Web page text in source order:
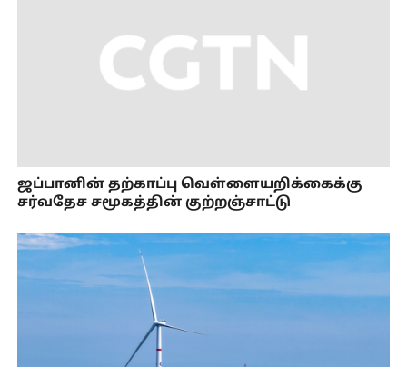
ஜப்பானின் தற்காப்பு வெள்ளையறிக்கைக்கு
சர்வதேச சமூகத்தின் குற்றஞ்சாட்டு